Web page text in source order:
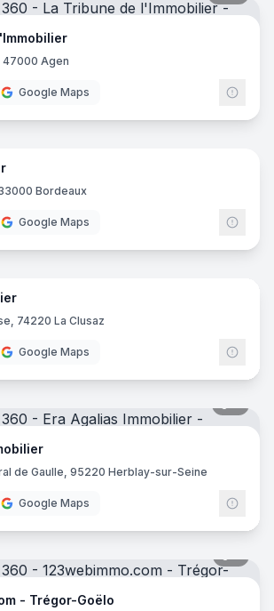
47000 Agen
Google Maps
5
Bordeaux
Google Maps
9
74220 La Clusaz
Google Maps
de Gaulle, 95220 Herblay-sur-Seine
Google Maps
- Trégor-Goëlo